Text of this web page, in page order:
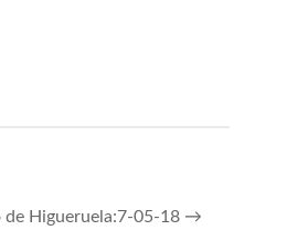
de Higueruela:7-05-18 →